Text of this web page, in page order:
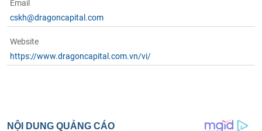
Email
cskh@dragoncapital.com
Website
https://www.dragoncapital.com.vn/vi/